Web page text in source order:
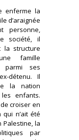
enferme la
d’araignée
personne,
société, il
la structure
famille
parmi ses
détenu. Il
la nation
enfants.
croiser en
n’ait été
Palestine, la
par